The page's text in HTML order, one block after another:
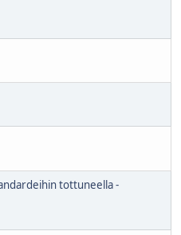
tottuneella -